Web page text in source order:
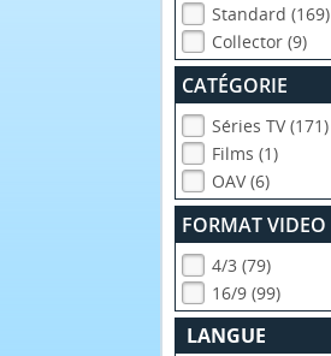
Standard (169)
Collector (9)
CATÉGORIE
Séries TV (171)
Films (1)
OAV (6)
FORMAT VIDEO
4/3 (79)
16/9 (99)
LANGUE